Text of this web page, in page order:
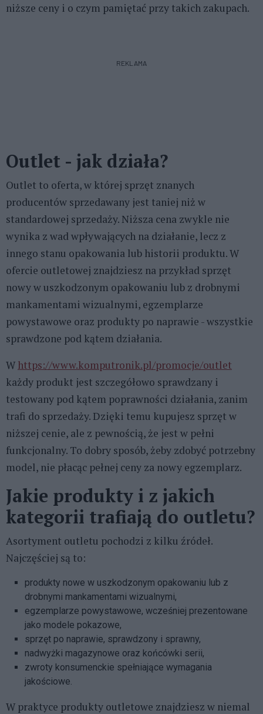
niższe ceny i o czym pamiętać przy takich zakupach.
REKLAMA
Outlet - jak działa?
Outlet to oferta, w której sprzęt znanych
producentów sprzedawany jest taniej niż w
standardowej sprzedaży. Niższa cena zwykle nie
wynika z wad wpływających na działanie, lecz z
innego stanu opakowania lub historii produktu. W
ofercie outletowej znajdziesz na przykład sprzęt
nowy w uszkodzonym opakowaniu lub z drobnymi
mankamentami wizualnymi, egzemplarze
powystawowe oraz produkty po naprawie - wszystkie
sprawdzone pod kątem działania.
W https://www.komputronik.pl/promocje/outlet
każdy produkt jest szczegółowo sprawdzany i
testowany pod kątem poprawności działania, zanim
trafi do sprzedaży. Dzięki temu kupujesz sprzęt w
niższej cenie, ale z pewnością, że jest w pełni
funkcjonalny. To dobry sposób, żeby zdobyć potrzebny
model, nie płacąc pełnej ceny za nowy egzemplarz.
Jakie produkty i z jakich
kategorii trafiają do outletu?
Asortyment outletu pochodzi z kilku źródeł.
Najczęściej są to:
produkty nowe w uszkodzonym opakowaniu lub z
drobnymi mankamentami wizualnymi,
egzemplarze powystawowe, wcześniej prezentowane
jako modele pokazowe,
sprzęt po naprawie, sprawdzony i sprawny,
nadwyżki magazynowe oraz końcówki serii,
zwroty konsumenckie spełniające wymagania
jakościowe.
W praktyce produkty outletowe znajdziesz w niemal